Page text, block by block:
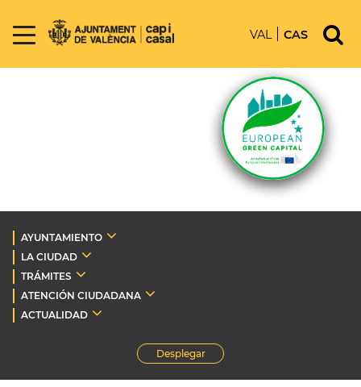
VAL CAS
AYUNTAMIENTO
LA CIUDAD
TRÁMITES
ATENCIÓN CIUDADANA
ACTUALIDAD
Desplegar